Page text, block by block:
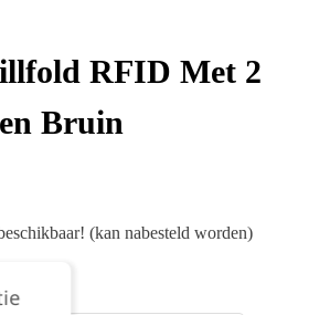
RFID Met 2
Bruin
(kan nabesteld worden)